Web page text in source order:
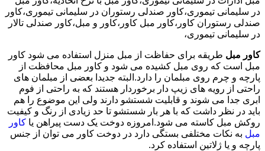
در سلیمانی تیموری،کاور صندلی رستوران در سلیمانی تیموری،کاور
صندلی رستوران کاور،کاور مبل کاور،کاور و مبل،کاور صندلی تالار
در سلیمانی تیموری،
کاور مبل طریقه برای حفاظت از مبل منزل استفاده می شود کاور
مبل است که روی مبل کشیده می شود و کاور مبل محافظت از
پارچه و چرم روی مبلمان را دارد.البته جدیدا بعضی از مبلمان های
راحتی از رویه های زیپ دار برخوردار هستند که به راحتی از فوم
ابری جدا می شوند و قابلیت شستشو دارند ولی این موضوع را هم
باید در نظر داشت که با هر بار شستشو تا حد زیادی از رنگ و کیفیت
روکش مبل کاسته می شود.امروزه دوخت یک دست پیراهن یا کاور
مبل به نکات مختلفی بستگی دارد در دوخت کاور می توان از جنس
پارچه و یا ژلاتین استفاده کرد.